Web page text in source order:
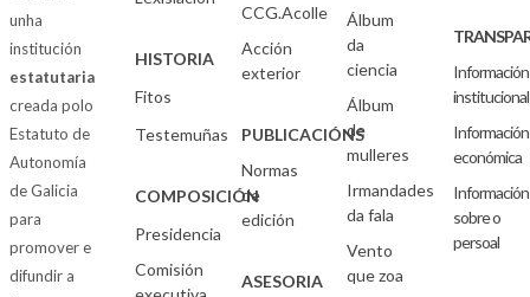
unha
institución
estatutaria
creada polo
Estatuto de
Autonomía
de Galicia
para
promover e
difundir a
HISTORIA
Fitos
Testemuñas
COMPOSICIÓN
Presidencia
Comisión
CCG.Acolle
Acción
exterior
PUBLICACIÓNS
Normas
de
edición
ASESORIA
Álbum
da
ciencia
Álbum
de
mulleres
Irmandades
da fala
Vento
que zoa
Información
institucional
Información
económica
Información
sobre o
persoal